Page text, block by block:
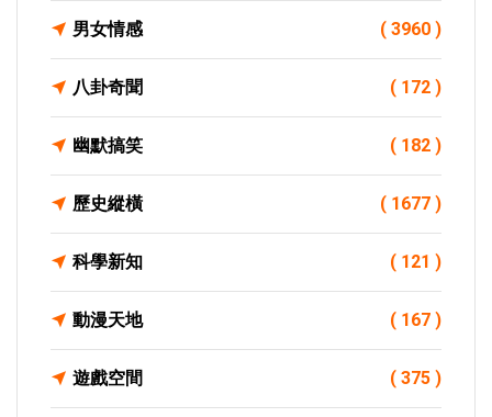
男女情感 ( 3960 )
八卦奇聞 ( 172 )
幽默搞笑 ( 182 )
歷史縱橫 ( 1677 )
科學新知 ( 121 )
動漫天地 ( 167 )
遊戲空間 ( 375 )